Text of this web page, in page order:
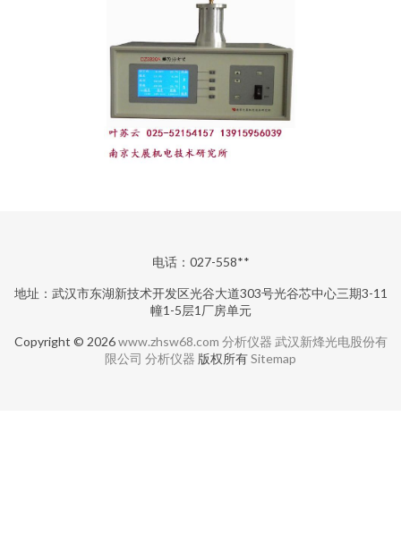
电话：027-558**
地址：武汉市东湖新技术开发区光谷大道303号光谷芯中心三期3-11
幢1-5层1厂房单元
Copyright © 2026www.zhsw68.com 分析仪器 武汉新烽光电股份有
限公司 分析仪器 版权所有Sitemap